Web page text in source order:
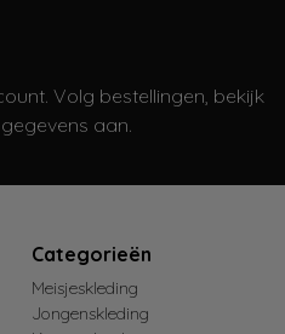
Volg bestellingen, bekijk
aan.
Categorieën
Meisjeskleding
Jongenskleding